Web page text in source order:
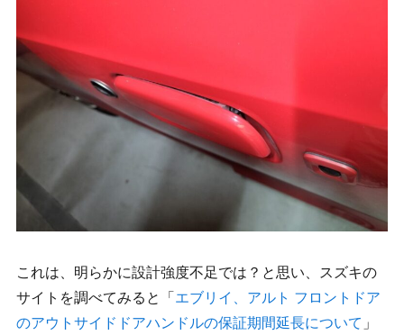
これは、明らかに設計強度不足では？と思い、スズキの
サイトを調べてみると「 エブリイ、アルト フロントドア
のアウトサイドドアハンドルの保証期間延長について 」